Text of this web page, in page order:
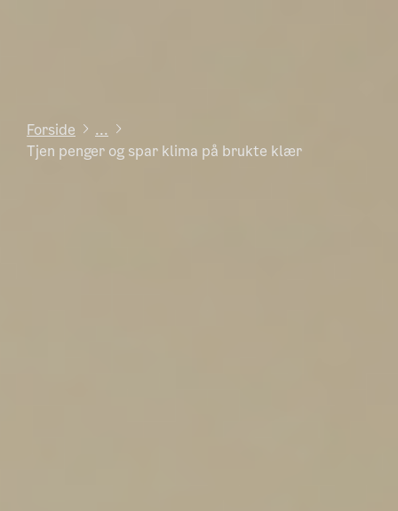
Forside
...
Tjen penger og spar klima på brukte klær